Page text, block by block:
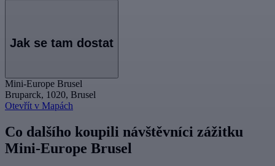
Jak se tam dostat
Mini-Europe Brusel
Bruparck, 1020, Brusel
Otevřít v Mapách
Co dalšího koupili návštěvníci zážitku
Mini-Europe Brusel